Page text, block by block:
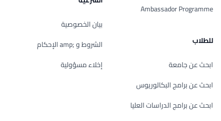
Ambassador Programme
للطلاب
ابحث عن جامعة
ابحث عن برامج البكالوريوس
ابحث عن برامج الدراسات العليا
بيان الخصوصية
الشروط و ;amp الإحكام
إخلاء مسؤولية